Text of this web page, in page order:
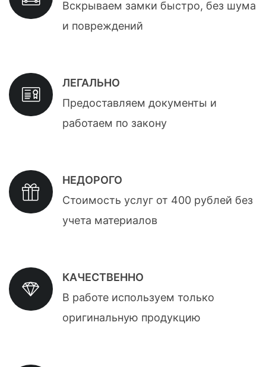
Вскрываем замки быстро, без шума
и повреждений
ЛЕГАЛЬНО
Предоставляем документы и
работаем по закону
НЕДОРОГО
Стоимость услуг от 400 рублей без
учета материалов
КАЧЕСТВЕННО
В работе используем только
оригинальную продукцию